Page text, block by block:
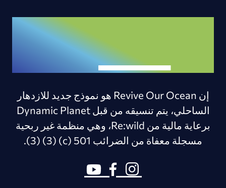
إن Revive Our Ocean هو نموذج جديد للازدهار
الساحلي، يتم تنسيقه من قبل Dynamic Planet
برعاية مالية من Re:wild، وهي منظمة غير ربحية
مسجلة معفاة من الضرائب 501 (c) (3) (3).